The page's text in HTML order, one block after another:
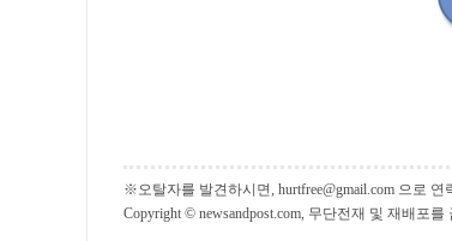
※오탈자를 발견하시면, hurtfree@gmail.com 으로
Copyright © newsandpost.com, 무단전재 및 재배포